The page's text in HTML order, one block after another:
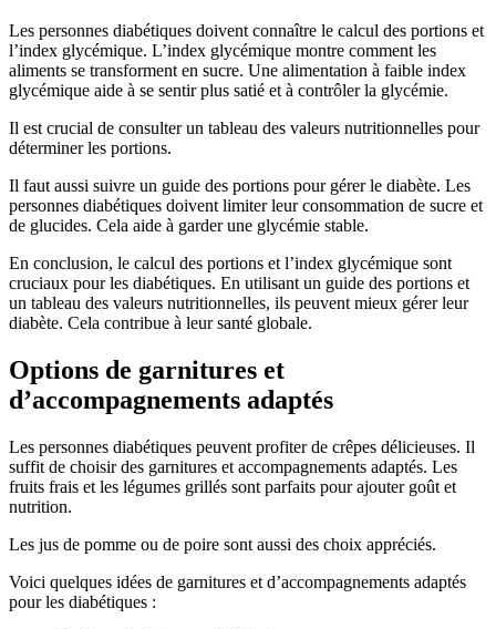
Les personnes diabétiques doivent connaître le calcul des portions et
l’index glycémique. L’index glycémique montre comment les
aliments se transforment en sucre. Une alimentation à faible index
glycémique aide à se sentir plus satié et à contrôler la glycémie.
Il est crucial de consulter un tableau des valeurs nutritionnelles pour
déterminer les portions.
Il faut aussi suivre un guide des portions pour gérer le diabète. Les
personnes diabétiques doivent limiter leur consommation de sucre et
de glucides. Cela aide à garder une glycémie stable.
En conclusion, le calcul des portions et l’index glycémique sont
cruciaux pour les diabétiques. En utilisant un guide des portions et
un tableau des valeurs nutritionnelles, ils peuvent mieux gérer leur
diabète. Cela contribue à leur santé globale.
Options de garnitures et
d’accompagnements adaptés
Les personnes diabétiques peuvent profiter de crêpes délicieuses. Il
suffit de choisir des garnitures et accompagnements adaptés. Les
fruits frais et les légumes grillés sont parfaits pour ajouter goût et
nutrition.
Les jus de pomme ou de poire sont aussi des choix appréciés.
Voici quelques idées de garnitures et d’accompagnements adaptés
pour les diabétiques :